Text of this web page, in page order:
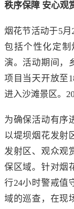
秩序保障 安心观
烟花节活动于5月
包括个性化定
演。活动期间，
项目当天开放至
进入沙滩景区。
为确保活动有序
以堤坝烟花发射
发射区、观众观
保区域。针对烟
行24小时警戒值
域的巡查，在现